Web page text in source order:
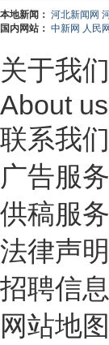
本地新闻： 河北新闻网
国内网站： 中新网 人民网
关于我们
About us
联系我们
广告服务
供稿服务
法律声明
招聘信息
网站地图